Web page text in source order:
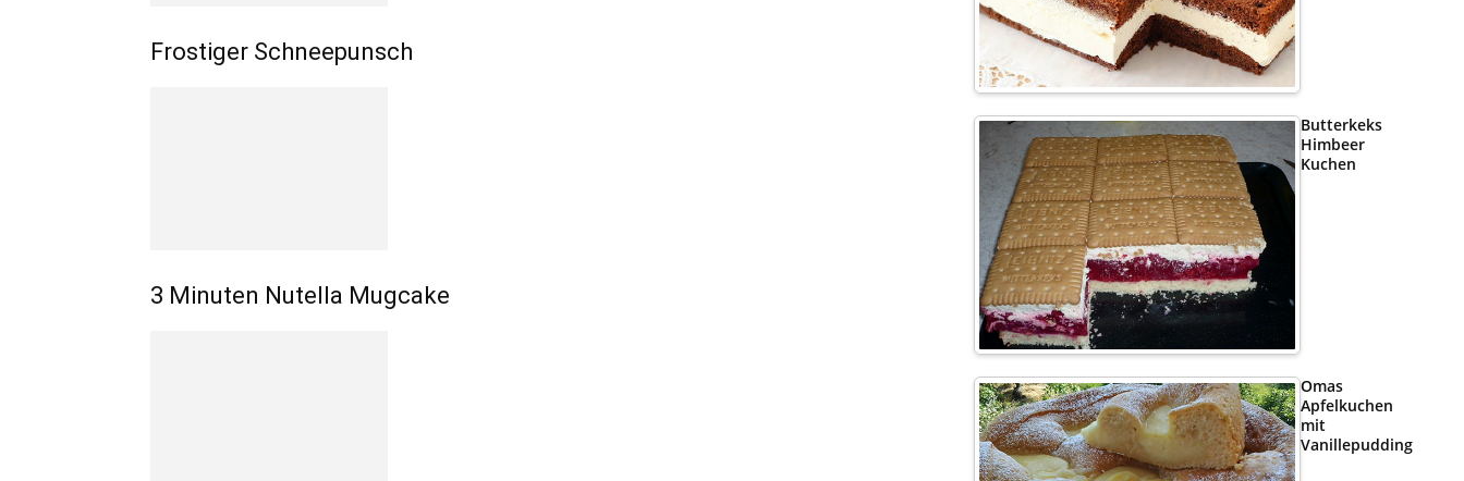
Frostiger Schneepunsch
3 Minuten Nutella Mugcake
Butterkeks
Himbeer
Kuchen
Omas
Apfelkuchen
mit
Vanillepudding